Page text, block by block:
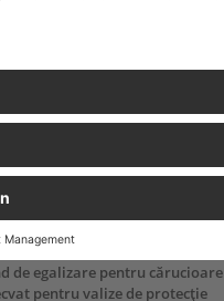
de egalizare pentru cărucioare
pentru valize de protecţie